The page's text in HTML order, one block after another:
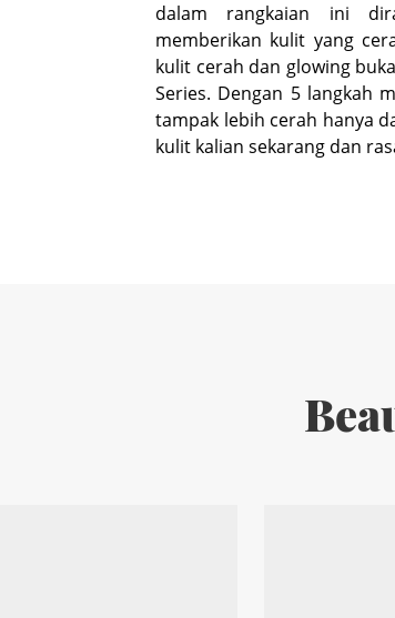
dalam rangkaian ini
memberikan kulit yang
kulit cerah dan glowing
Series. Dengan 5 langkah
tampak lebih cerah hanya
kulit kalian sekarang dan